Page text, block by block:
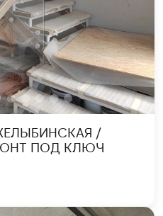
/
ПОД КЛЮЧ